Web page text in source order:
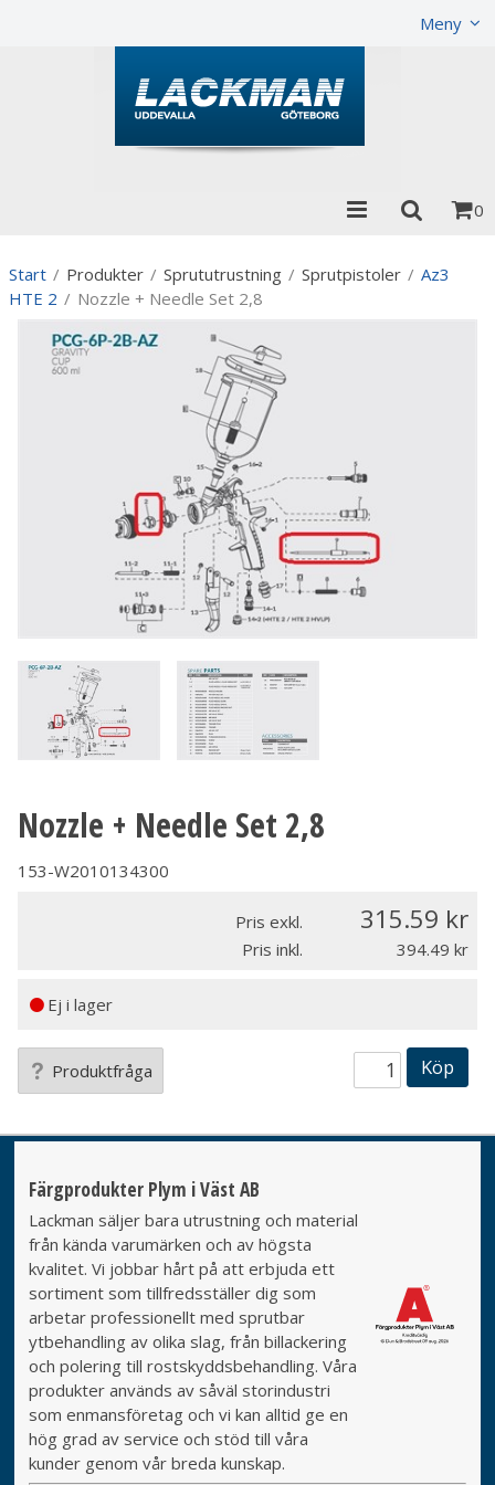
Meny
0
Start / Produkter / Sprututrustning / Sprutpistoler / Az3
HTE 2 / Nozzle + Needle Set 2,8
Nozzle + Needle Set 2,8
153-W2010134300
Pris exkl. 315.59
Pris inkl. 394.49
Ej i lager
Produktfråga Köp
Färgprodukter Plym i Väst AB
Lackman säljer bara utrustning och material
från kända varumärken och av högsta
kvalitet. Vi jobbar hårt på att erbjuda ett
sortiment som tillfredsställer dig som
arbetar professionellt med sprutbar
ytbehandling av olika slag, från billackering
och polering till rostskyddsbehandling. Våra
produkter används av såväl storindustri
som enmansföretag och vi kan alltid ge en
hög grad av service och stöd till våra
kunder genom vår breda kunskap.